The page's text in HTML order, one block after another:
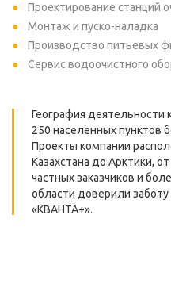
Проектирование станций
Монтаж и пуско-наладка
Производство питьевых
Сервис водоочистного
География деятельности
250 населенных пунктов
Проекты компании
Казахстана до Арктики,
частных заказчиков и
области доверили
«КВАНТА+».